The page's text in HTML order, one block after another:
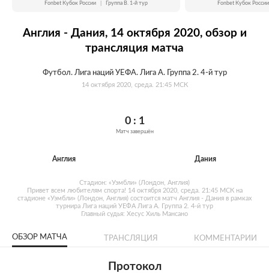
Fonbet Кубок России Группа B. 1-й тур Fonbet Кубок России
Англия - Дания, 14 октября 2020, обзор и
трансляция матча
Футбол. Лига наций УЕФА. Лига A. Группа 2. 4-й тур
14 октября 2020, среда. 21:45 МСК
Англия
0 : 1
Матч завершён
Дания
Стадион: «Уэмбли» (Лондон, Англия)
Привет всем любителям спорта! 14 октября 2020, среда. 21:45 МСК на
стадионе «Уэмбли» (Лондон, Англия) состоится матч Англия - Дания в рамках
турнира Лига наций УЕФА Лига A. Группа 2. 4-й тур
Главный судья: Хесус Хиль Мансано
ОБЗОР МАТЧА ТРАНСЛЯЦИЯ КОММЕНТАРИИ
Протокол